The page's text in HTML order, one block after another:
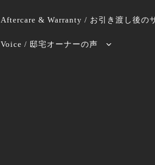
Aftercare & Warranty / お引き渡し後の
Voice / 邸宅オーナーの声